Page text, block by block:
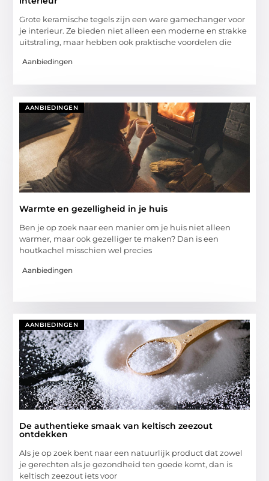
Grote keramische tegels zijn een ware gamechanger voor
je interieur. Ze bieden niet alleen een moderne en strakke
uitstraling, maar hebben ook praktische voordelen die
Aanbiedingen
AANBIEDINGEN
Warmte en gezelligheid in je huis
Ben je op zoek naar een manier om je huis niet alleen
warmer, maar ook gezelliger te maken? Dan is een
houtkachel misschien wel precies
Aanbiedingen
AANBIEDINGEN
De authentieke smaak van keltisch zeezout
ontdekken
Als je op zoek bent naar een natuurlijk product dat zowel
je gerechten als je gezondheid ten goede komt, dan is
keltisch zeezout iets voor